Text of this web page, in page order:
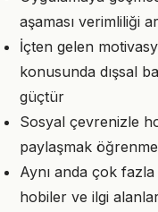
aşaması verimliliği
İçten gelen
konusunda dışsal
güçtür
Sosyal çevrenizle
paylaşmak
Aynı anda çok
hobiler ve ilgi